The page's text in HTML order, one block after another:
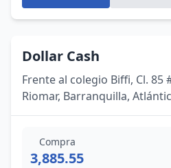
Dollar Cash
Frente al colegio Biffi, Cl. 85
Riomar, Barranquilla,
Compra
3,885.55